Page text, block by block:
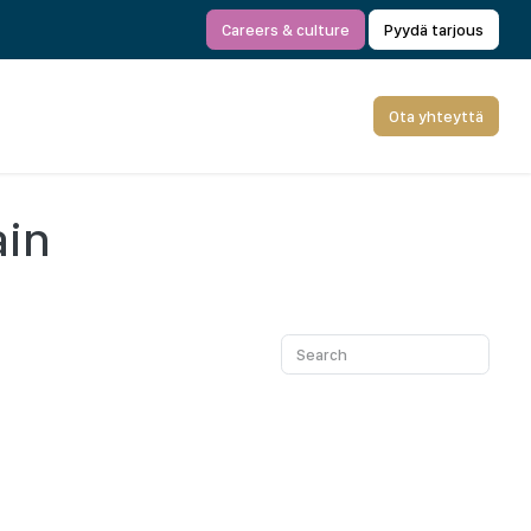
Careers & culture Pyydä tarjous
Ota yhteyttä